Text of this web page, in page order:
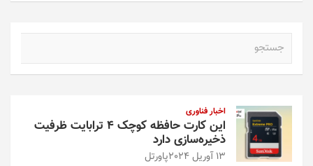
اخبار فناوری
این کارت حافظه کوچک ۴ ترابایت ظرفیت
ذخیره‌سازی دارد
13 آوریل 2024 پاورتل